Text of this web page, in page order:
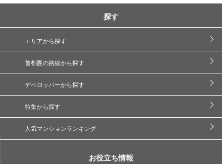
探す
エリアから探す
首都圏の路線から探す
デベロッパーから探す
特集から探す
人気マンションランキング
お役立ち情報